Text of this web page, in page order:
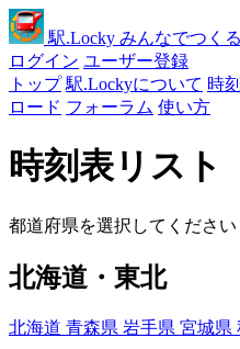
駅.Locky みんなでつく
ログイン ユーザー登録
トップ 駅.Lockyについて 時
ロード フォーラム 使い方
時刻表リスト
都道府県を選択してください
北海道・東北
北海道 青森県 岩手県 宮城県